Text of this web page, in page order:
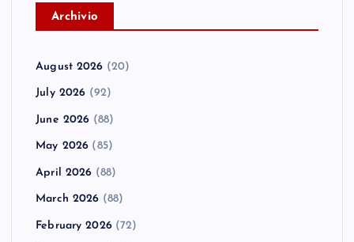
Archivio
August 2026 (20)
July 2026 (92)
June 2026 (88)
May 2026 (85)
April 2026 (88)
March 2026 (88)
February 2026(72)